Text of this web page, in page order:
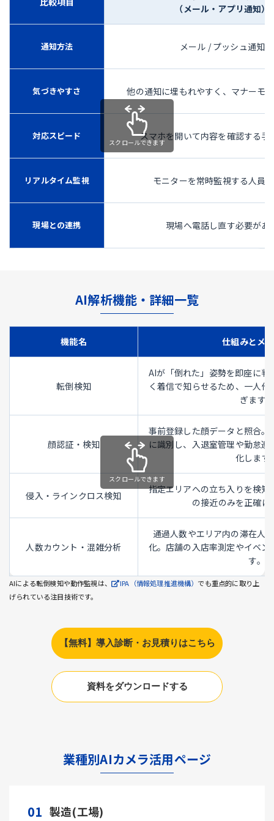
（メール・アプリ通知）
通知方法 メール / プッシュ通知
気づきやすさ 他の通知に埋もれやすく、マナーモ
対応スピード スマホを開いて内容を確認する手
リアルタイム監視 モニターを常時監視する人員
現場との連携 現場へ電話し直す必要があ
スクロールできます
AI解析機能・詳細一覧
機能名 仕組みとメ
転倒検知
AIが「倒れた」姿勢を即座に判
く着信で知らせるため、一人
ぎます。
顔認証・検知
事前登録した顔データと照合
に識別し、入退室管理や勤怠
化します
侵入・ラインクロス検知
指定エリアへの立ち入りを検
の接近のみを正確に
人数カウント・混雑分析
通過人数やエリア内の滞在人
化。店舗の入店率測定やイベ
す。
スクロールできます
AIによる転倒検知や動作監視は、 IPA（情報処理推進機構） でも重点的に取り上
げられている注目技術です。
【無料】導入診断・お見積りはこちら
資料をダウンロードする
業種別AIカメラ活用ページ
01 製造(工場)